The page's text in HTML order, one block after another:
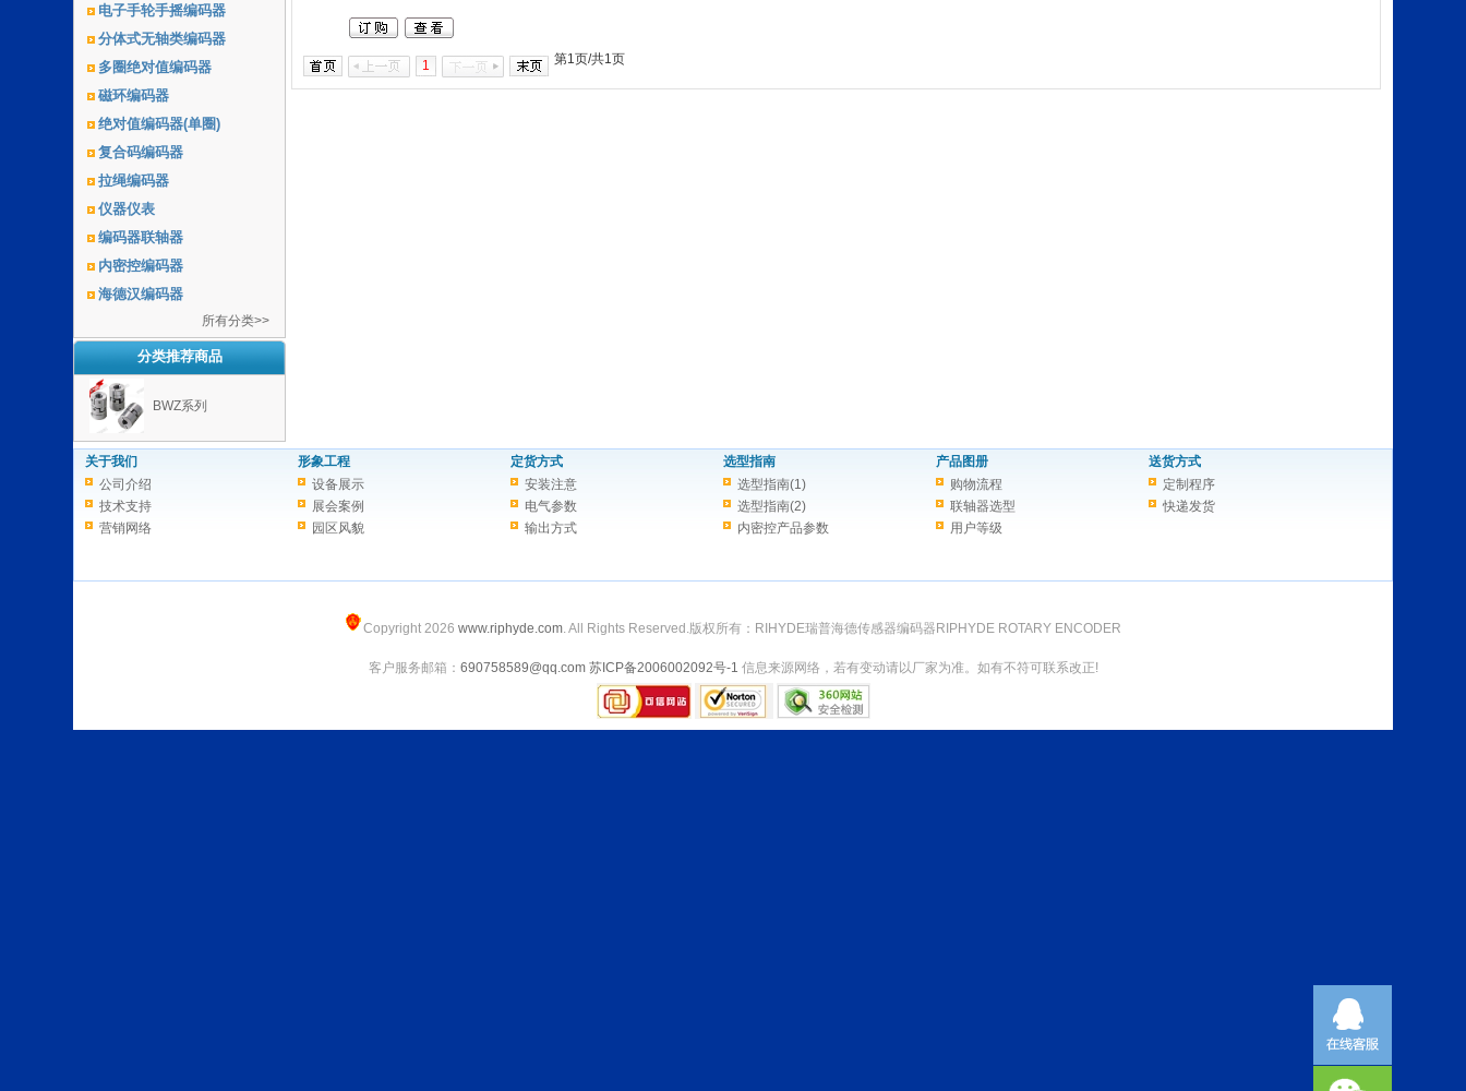
电子手轮手摇编码器
分体式无轴类编码器
多圈绝对值编码器
磁环编码器
绝对值编码器(单圈)
复合码编码器
拉绳编码器
仪器仪表
编码器联轴器
内密控编码器
海德汉编码器
所有分类>>
分类推荐商品
BWZ系列
第1页/共1页
1
关于我们
公司介绍
技术支持
营销网络
形象工程
设备展示
展会案例
园区风貌
定货方式
安装注意
电气参数
输出方式
选型指南
选型指南(1)
选型指南(2)
内密控产品参数
产品图册
购物流程
联轴器选型
用户等级
送货方式
定制程序
快递发货
Copyright 2026 www.riphyde.com. All Rights Reserved.版权所有：RIHYDE瑞普海德传感器编码器RIPHYDE ROTARY ENCODER
客户服务邮箱： 690758589@qq.com 苏ICP备2006002092号-1 信息来源网络，若有变动请以厂家为准。如有不符可联系改正!